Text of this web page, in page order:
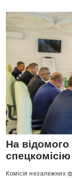
На відомого
спецкомісію
Комісія незалежних